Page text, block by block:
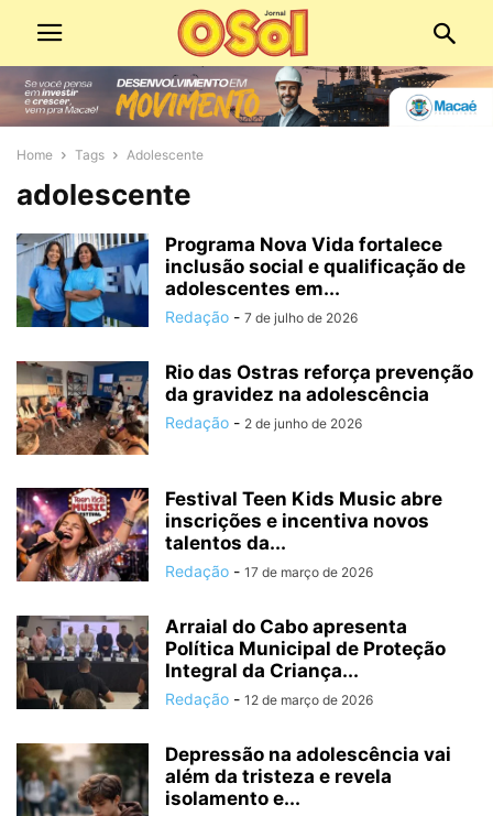
Home Tags Adolescente
adolescente
Programa Nova Vida fortalece
inclusão social e qualificação de
adolescentes em...
Redação - 7 de julho de 2026
Rio das Ostras reforça prevenção
da gravidez na adolescência
Redação - 2 de junho de 2026
Festival Teen Kids Music abre
inscrições e incentiva novos
talentos da...
Redação - 17 de março de 2026
Arraial do Cabo apresenta
Política Municipal de Proteção
Integral da Criança...
Redação - 12 de março de 2026
Depressão na adolescência vai
além da tristeza e revela
isolamento e...